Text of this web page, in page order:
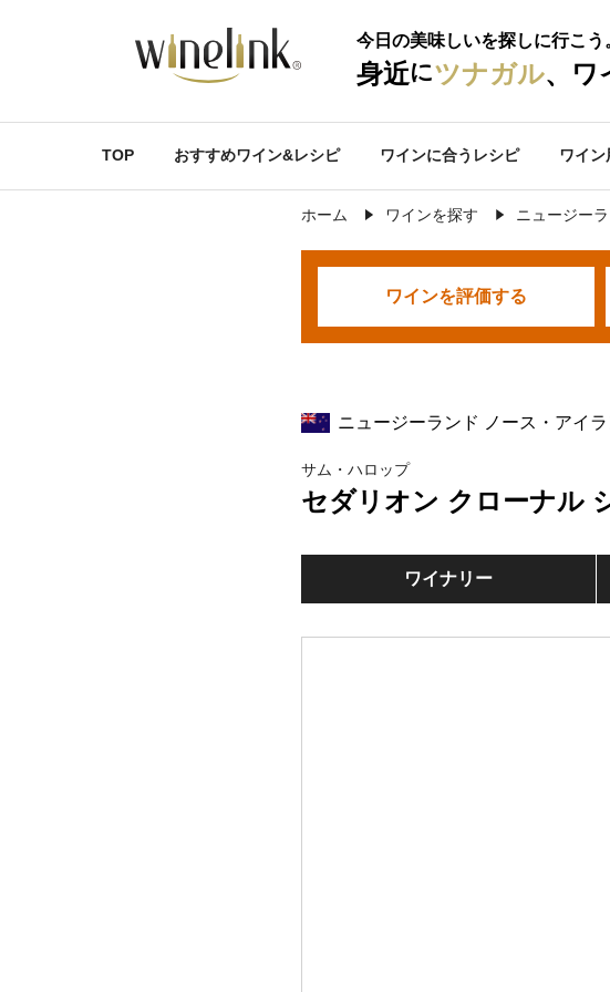
今日の美味しいを探しに行こう
身近にツナガル、ワ
TOP おすすめワイン&レシピ ワインに合うレシピ ワイン
ホーム ワインを探す ニュージー
ワインを評価する
ニュージーランド ノース・アイラ
サム・ハロップ
セダリオン クローナル
ワイナリー